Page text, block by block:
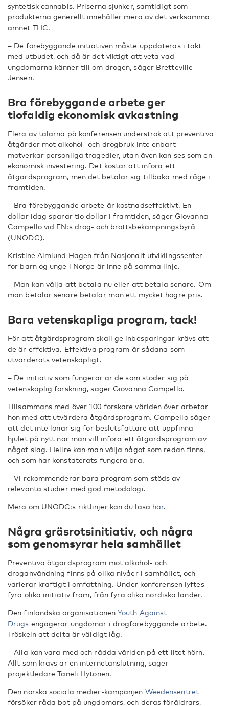
syntetisk cannabis. Priserna sjunker, samtidigt som
produkterna generellt innehåller mera av det verksamma
ämnet THC.
– De förebyggande initiativen måste uppdateras i takt
med utbudet, och då är det viktigt att veta vad
ungdomarna känner till om drogen, säger Bretteville-
Jensen.
Bra förebyggande arbete ger
tiofaldig ekonomisk avkastning
Flera av talarna på konferensen underströk att preventiva
åtgärder mot alkohol- och drogbruk inte enbart
motverkar personliga tragedier, utan även kan ses som en
ekonomisk investering. Det kostar att införa ett
åtgärdsprogram, men det betalar sig tillbaka med råge i
framtiden.
– Bra förebyggande arbete är kostnadseffektivt. En
dollar idag sparar tio dollar i framtiden, säger Giovanna
Campello vid FN:s drog- och brottsbekämpningsbyrå
(UNODC).
Kristine Almlund Hagen från Nasjonalt utviklingssenter
for barn og unge i Norge är inne på samma linje.
– Man kan välja att betala nu eller att betala senare. Om
man betalar senare betalar man ett mycket högre pris.
Bara vetenskapliga program, tack!
För att åtgärdsprogram skall ge inbesparingar krävs att
de är effektiva. Effektiva program är sådana som
utvärderats vetenskapligt.
– De initiativ som fungerar är de som stöder sig på
vetenskaplig forskning, säger Giovanna Campello.
Tillsammans med över 100 forskare världen över arbetar
hon med att utvärdera åtgärdsprogram. Campello säger
att det inte lönar sig för beslutsfattare att uppfinna
hjulet på nytt när man vill införa ett åtgärdsprogram av
något slag. Hellre kan man välja något som redan finns,
och som har konstaterats fungera bra.
– Vi rekommenderar bara program som stöds av
relevanta studier med god metodologi.
Mera om UNODC:s riktlinjer kan du läsa här.
Några gräsrotsinitiativ, och några
som genomsyrar hela samhället
Preventiva åtgärdsprogram mot alkohol- och
droganvändning finns på olika nivåer i samhället, och
varierar kraftigt i omfattning. Under konferensen lyftes
fyra olika initiativ fram, från fyra olika nordiska länder.
Den finländska organisationenYouth Against
Drugs engagerar ungdomar i drogförebyggande arbete.
Tröskeln att delta är väldigt låg.
– Alla kan vara med och rädda världen på ett litet hörn.
Allt som krävs är en internetanslutning, säger
projektledare Taneli Hytönen.
Den norska sociala medier-kampanjen Weedensentret
försöker råda bot på ungdomars, och deras föräldrars,